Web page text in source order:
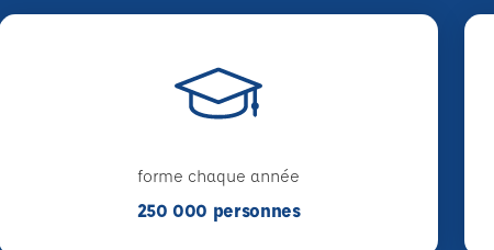
forme chaque année
250 000 personnes